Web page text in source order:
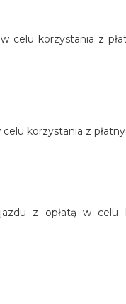
celu korzystania z
korzystania z
z opłatą w